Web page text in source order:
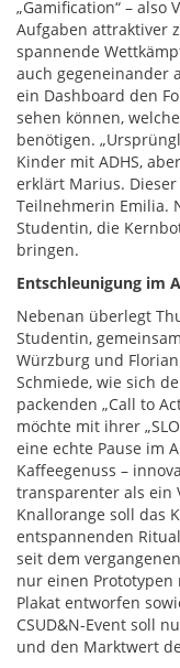
„Gamification“ – also
Aufgaben attraktiver
spannende
auch gegeneinander
ein Dashboard den
sehen können,
benötigen.
Kinder mit ADHS,
erklärt Marius. Dieser
Teilnehmerin Emilia.
Studentin, die
bringen.
Entschleunigung im
Nebenan überlegt
Studentin,
Würzburg und
Schmiede, wie sich
packenden „Call to
möchte mit ihrer
eine echte Pause im
Kaffeegenuss –
transparenter als ein
Knallorange soll das
entspannenden
seit dem
nur einen Prototypen
Plakat entworfen
CSUD&N-Event soll
und den Marktwert